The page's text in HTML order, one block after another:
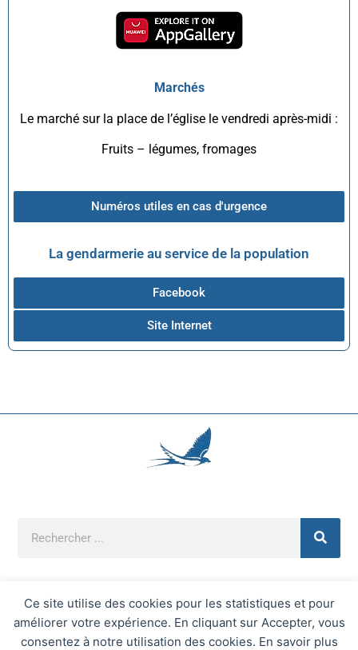
Ce site utilise des cookies pour les statistiques et pour
améliorer votre expérience. En cliquant sur Accepter, vous
consentez à notre utilisation des cookies. En savoir plus
Marchés
Le marché sur la place de l’église le vendredi après-midi :
Fruits – légumes, fromages
Numéros utiles en cas d'urgence
La gendarmerie au service de la population
Facebook
Site Internet
Mentions Légales